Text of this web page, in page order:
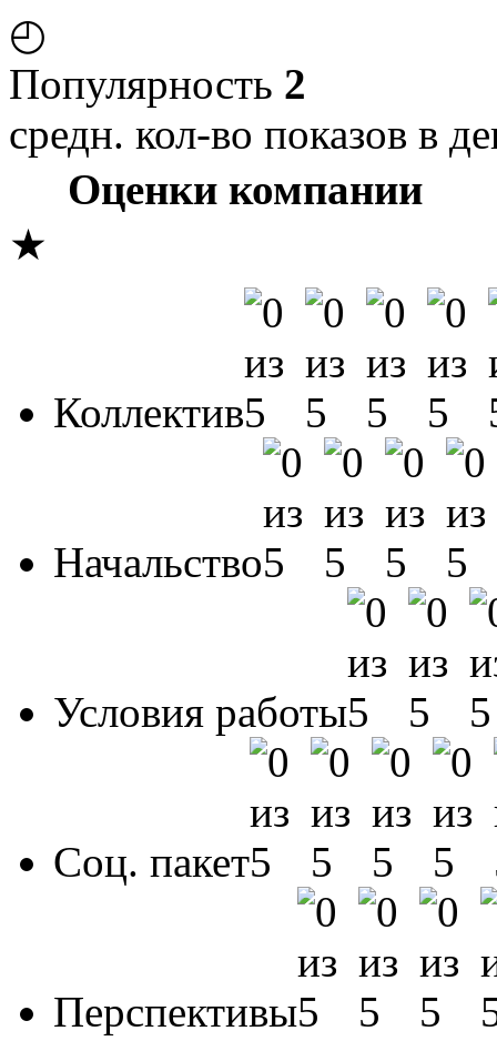
◴
Популярность 2
средн. кол-во показов в
Оценки компании
★
Коллектив
Начальство
Условия работы
Соц. пакет
Перспективы